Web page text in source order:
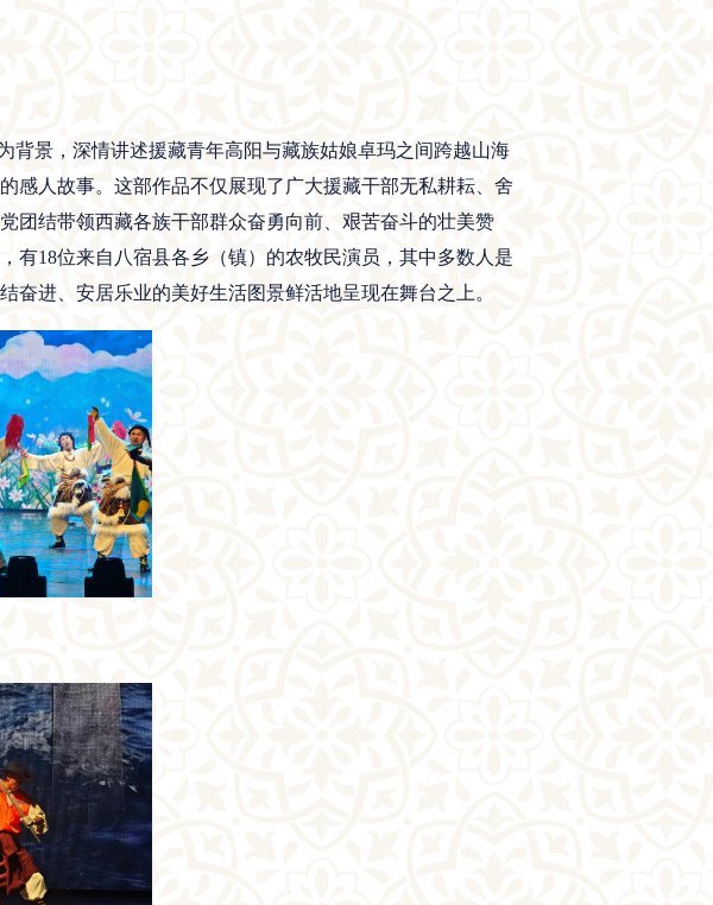
景，深情讲述援藏青年高阳与藏族姑娘卓玛之间跨越山海
感人故事。这部作品不仅展现了广大援藏干部无私耕耘、舍
团结带领西藏各族干部群众奋勇向前、艰苦奋斗的壮美赞
有18位来自八宿县各乡（镇）的农牧民演员，其中多数人是
进、安居乐业的美好生活图景鲜活地呈现在舞台之上。